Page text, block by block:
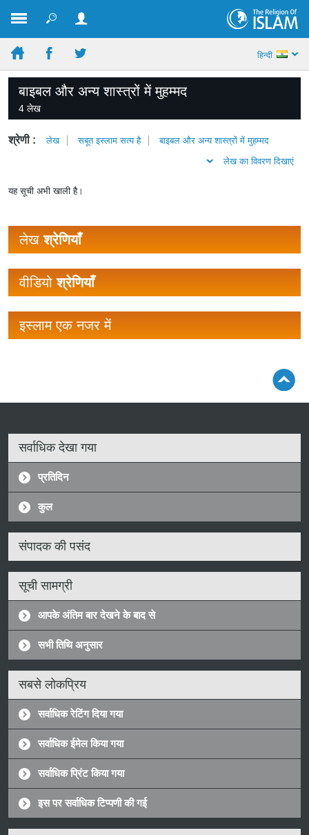
हिन्दी
बाइबल और अन्य शास्त्रों में मुहम्मद
4 लेख
श्रेणी : लेख सबूत इस्लाम सत्य है
बाइबल और अन्य शास्त्रों में मुहम्मद
लेख का विवरण दिखाएं
यह सूची अभी खाली है।
लेखश्रेणियाँ
वीडियोश्रेणियाँ
इस्लाम एक नजर में
सर्वाधिक देखा गया
प्रतिदिन
कुल
संपादक की पसंद
सूची सामग्री
आपके अंतिम बार देखने के बाद से
सभी तिथि अनुसार
सबसे लोकप्रिय
सर्वाधिक रेटिंग दिया गया
सर्वाधिक ईमेल किया गया
सर्वाधिक प्रिंट किया गया
इस पर सर्वाधिक टिप्पणी की गई